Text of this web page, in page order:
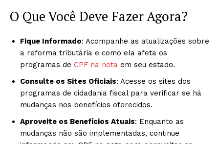
O Que Você Deve Fazer Agora?
Fique Informado: Acompanhe as atualizações sobre
a reforma tributária e como ela afeta os
programas de CPF na nota em seu estado.​
Consulte os Sites Oficiais: Acesse os sites dos
programas de cidadania fiscal para verificar se há
mudanças nos benefícios oferecidos.
Aproveite os Benefícios Atuais: Enquanto as
mudanças não são implementadas, continue